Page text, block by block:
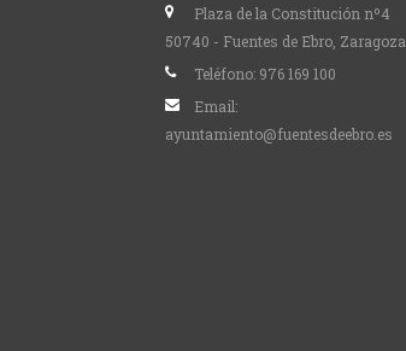
Plaza de la Constitución nº4
50740 - Fuentes de Ebro, Zaragoza
Teléfono: 976 169 100
Email:
ayuntamiento@fuentesdeebro.es